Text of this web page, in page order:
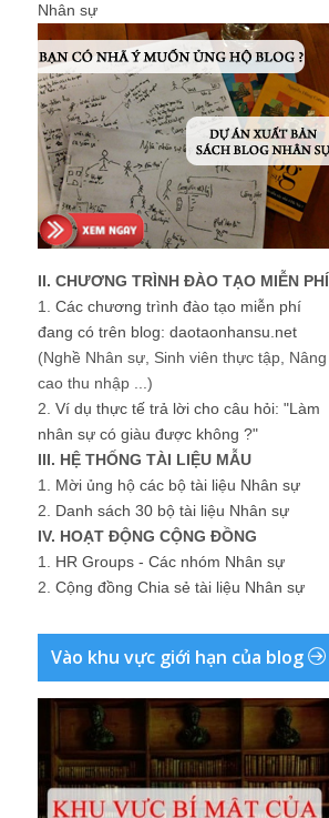
Nhân sự
II. CHƯƠNG TRÌNH ĐÀO TẠO MIỄN PHÍ
1. Các chương trình đào tạo miễn phí
đang có trên blog: daotaonhansu.net
(Nghề Nhân sự, Sinh viên thực tập, Nâng
cao thu nhập ...)
2. Ví dụ thực tế trả lời cho câu hỏi: "Làm
nhân sự có giàu được không ?"
III. HỆ THỐNG TÀI LIỆU MẪU
1. Mời ủng hộ các bộ tài liệu Nhân sự
2. Danh sách 30 bộ tài liệu Nhân sự
IV. HOẠT ĐỘNG CỘNG ĐỒNG
1. HR Groups - Các nhóm Nhân sự
2. Cộng đồng Chia sẻ tài liệu Nhân sự
Vào khu vực giới hạn của blog